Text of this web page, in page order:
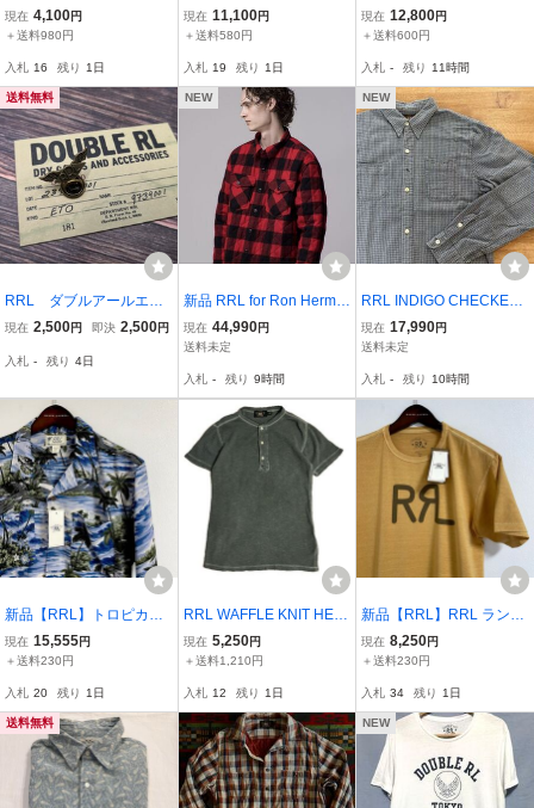
oren ダブルアールエル ラ
ルフローレン ワンスター
半袖コットン Tシャツ ホ
ワイト メンズ
現在 4,100円
＋送料980円
入札 16 残り 1日
ムウエスタンシャツ M イ
ンディゴ 長袖シャツ ビン
現在 11,100円
＋送料580円
入札 19 残り 1日
L ウエスタンシャツ ビン
テージ レプリカ ダブルア
ー ラルフローレン
現在 12,800円
＋送料600円
入札 - 残り 11時間
送料無料
RRL ダブルアールエル
RRL ウィング ピンバ
ス ポイントアクセサリ
現在 2,500円 即決 2,500円
入札 - 残り 4日
NEW
新品 RRL for Ron Herma
n Quilting Shirt Jacket ダ
ブルアールエル ロンハー
チェック シャツ ジャケッ
現在 44,990円
送料未定
入札 - 残り 9時間
NEW
RRL INDIGO CHECKED
SHIRT S ダブルアールエ
ル インディゴ チェック
現在 17,990円
送料未定
入札 - 残り 10時間
新品【RRL】トロピカル
プリント キャンプ シャツ
【ダブルアールエル】ラ
ミリタリー ハワイアン 総
柄 Double RL
現在 15,555円
＋送料230円
入札 20 残り 1日
RRL WAFFLE KNIT HEN
LEYNECK THERMAL SH
IRT【S】ワッフル ニット
シャツ 墨黒 ブラック RA
LPH LAUREN
現在 5,250円
＋送料1,210円
入札 12 残り 1日
新品【RRL】RRL ランチ
ロゴ Tシャツ【ダブルア
ールエル】ラルフローレ
袖 コットン ヴィンテージ
Double RL
現在 8,250円
＋送料230円
入札 34 残り 1日
送料無料 NEW